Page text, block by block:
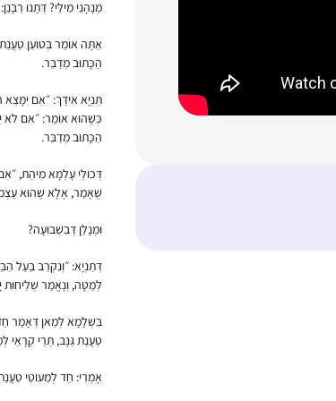
מְנָהָנֵי מִילֵּי? דְּתָנוּ
אַתָּה אוֹמֵר בְּטוֹעֵן
הַכָּתוּב מְדַבֵּר.
תַּנְיָא אִידַּךְ: ״אִם יִמָּצֵא
כְּשֶׁהוּא אוֹמֵר: ״אִם לֹא
הַכָּתוּב מְדַבֵּר.
דְּכוּלֵּי עָלְמָא מִיהַת,
שֶׁאָמַר, אֶלָּא שֶׁהוּא
וּמְנָלַן דְּבִשְׁבוּעָה?
דְּתַנְיָא: ״וְנִקְרַב בַּעַל
לְמַטָּה, וְנֶאֱמַר
בִּשְׁלָמָא לְמַאן דְּאָמַר חַד
טַעֲנַת גַּנָּב, תְּרֵי קְרָאֵי
אָמְרִי: חַד לְמַעוֹטֵי